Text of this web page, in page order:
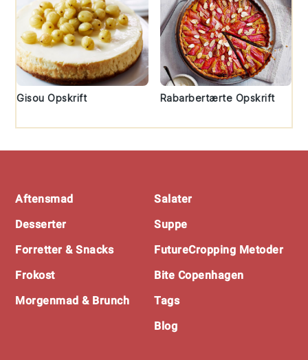
Gisou Opskrift Rabarbertærte Opskrift
Aftensmad
Desserter
Forretter & Snacks
Frokost
Morgenmad & Brunch
Salater
Suppe
FutureCropping Metoder
Bite Copenhagen
Tags
Blog